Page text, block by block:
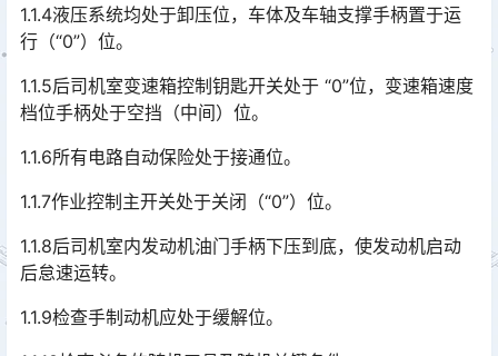
1.1.4液压系统均处于卸压位，车体及车轴支撑手柄置于运
行（“0”）位。
1.1.5后司机室变速箱控制钥匙开关处于 “0”位，变速箱速度
档位手柄处于空挡（中间）位。
1.1.6所有电路自动保险处于接通位。
1.1.7作业控制主开关处于关闭（“0”）位。
1.1.8后司机室内发动机油门手柄下压到底，使发动机启动
后怠速运转。
1.1.9检查手制动机应处于缓解位。